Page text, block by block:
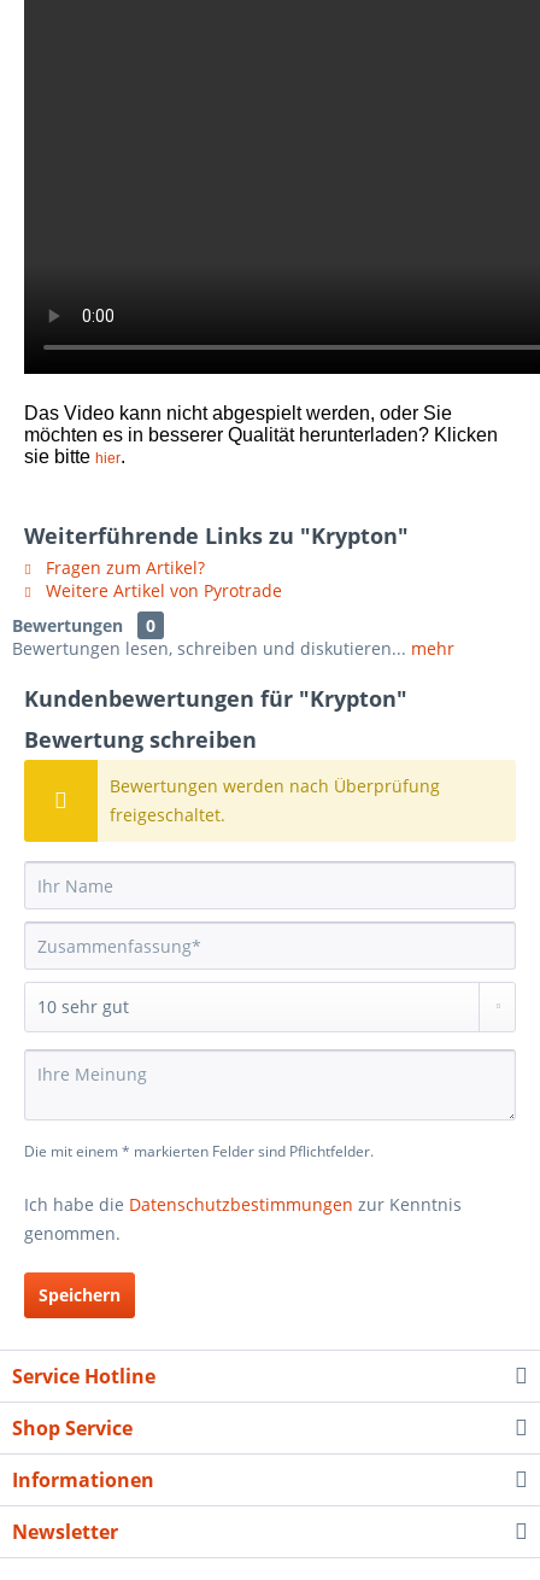
Das Video kann nicht abgespielt werden, oder Sie
möchten es in besserer Qualität herunterladen? Klicken
sie bitte hier.
Weiterführende Links zu "Krypton"
Fragen zum Artikel?
Weitere Artikel von Pyrotrade
Bewertungen
0
Bewertungen lesen, schreiben und diskutieren... mehr
Kundenbewertungen für "Krypton"
Bewertung schreiben
Bewertungen werden nach Überprüfung
freigeschaltet.
Die mit einem * markierten Felder sind Pflichtfelder.
Ich habe die Datenschutzbestimmungen zur Kenntnis
genommen.
Speichern
Service Hotline
Shop Service
Informationen
Newsletter